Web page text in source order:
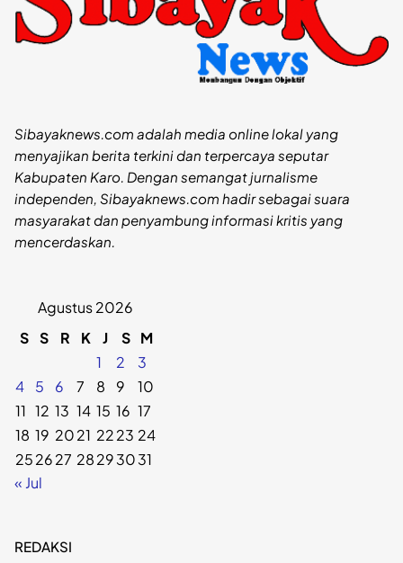
Sibayaknews.com adalah media online lokal yang
menyajikan berita terkini dan terpercaya seputar
Kabupaten Karo. Dengan semangat jurnalisme
independen, Sibayaknews.com hadir sebagai suara
masyarakat dan penyambung informasi kritis yang
mencerdaskan.
Agustus 2026
S S R K J S M
1
2
3
4
5 6 7 8 9
10
11 12 13 14 15 16 17
18 19 2021 2223 24
252627 28293031
« Jul
REDAKSI